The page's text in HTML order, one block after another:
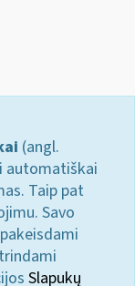
(angl.
automatiškai
Taip pat
Savo
Slapukų